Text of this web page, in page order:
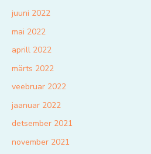
juuni 2022
mai 2022
aprill 2022
märts 2022
veebruar 2022
jaanuar 2022
detsember 2021
november 2021